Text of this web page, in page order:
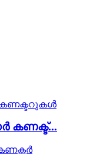
കണക്ട്...